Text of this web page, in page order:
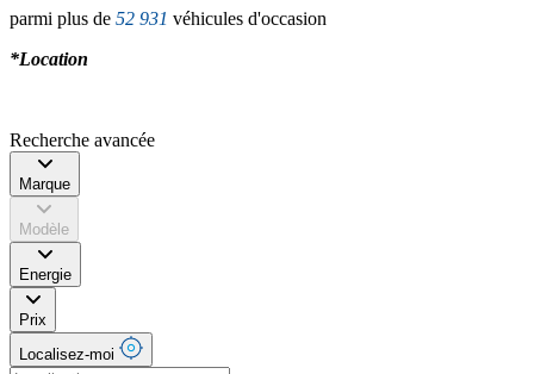
parmi plus de 52 931 véhicules d'occasion
*Location
Recherche avancée
Marque
Modèle
Energie
Prix
Localisez-moi